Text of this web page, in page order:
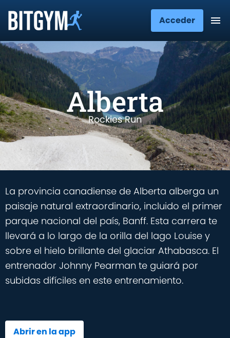
Acceder
Alberta
Rockies Run
La provincia canadiense de Alberta alberga un
paisaje natural extraordinario, incluido el primer
parque nacional del país, Banff. Esta carrera te
llevará a lo largo de la orilla del lago Louise y
sobre el hielo brillante del glaciar Athabasca. El
entrenador Johnny Pearman te guiará por
subidas difíciles en este entrenamiento.
Abrir en la app